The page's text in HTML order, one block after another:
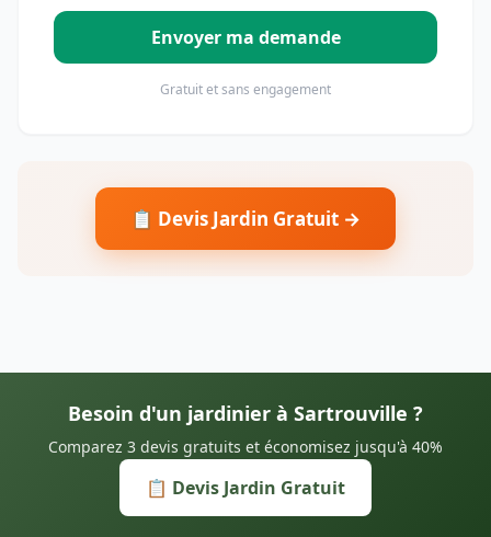
Envoyer ma demande
Gratuit et sans engagement
📋 Devis Jardin Gratuit →
Besoin d'un jardinier à Sartrouville ?
Comparez 3 devis gratuits et économisez jusqu'à 40%
📋 Devis Jardin Gratuit